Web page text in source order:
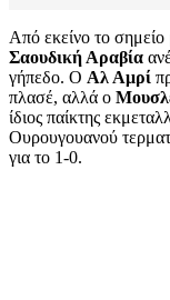
Από εκείνο το
Σαουδική Αραβία
γήπεδο. Ο Αλ Αμρί
πλασέ, αλλά ο
ίδιος παίκτης
Ουρουγουανού
για το 1-0.